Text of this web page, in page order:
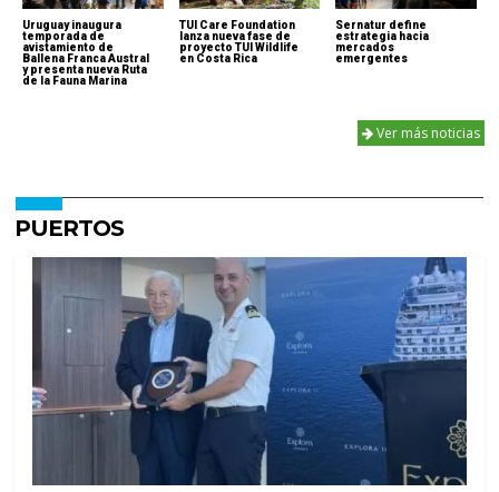
Uruguay inaugura
temporada de
avistamiento de
Ballena Franca Austral
y presenta nueva Ruta
de la Fauna Marina
TUI Care Foundation
lanza nueva fase de
proyecto TUI Wildlife
en Costa Rica
Sernatur define
estrategia hacia
mercados
emergentes
Ver más noticias
PUERTOS